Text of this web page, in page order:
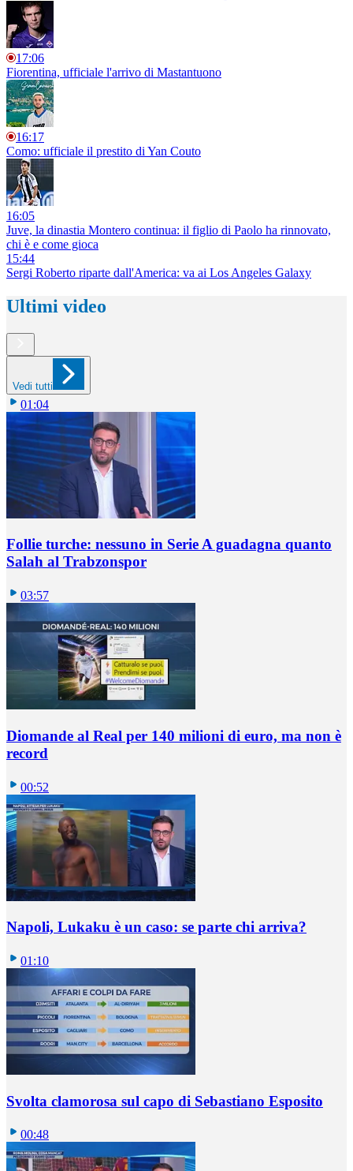
17:06
Fiorentina, ufficiale l'arrivo di Mastantuono
16:17
Como: ufficiale il prestito di Yan Couto
16:05
Juve, la dinastia Montero continua: il figlio di Paolo ha rinnovato,
chi è e come gioca
15:44
Sergi Roberto riparte dall'America: va ai Los Angeles Galaxy
Ultimi video
Vedi tutti
01:04
Follie turche: nessuno in Serie A guadagna quanto
Salah al Trabzonspor
03:57
Diomande al Real per 140 milioni di euro, ma non è
record
00:52
Napoli, Lukaku è un caso: se parte chi arriva?
01:10
Svolta clamorosa sul capo di Sebastiano Esposito
00:48